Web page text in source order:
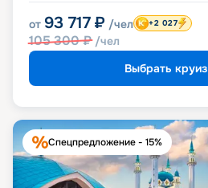
от 93 717 ₽ /чел
105 300₽ /чел
+2 027
Выбрать круиз
Спецпредложение - 15%